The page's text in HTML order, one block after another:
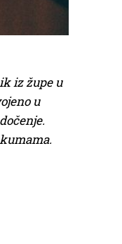
iz župe u
u